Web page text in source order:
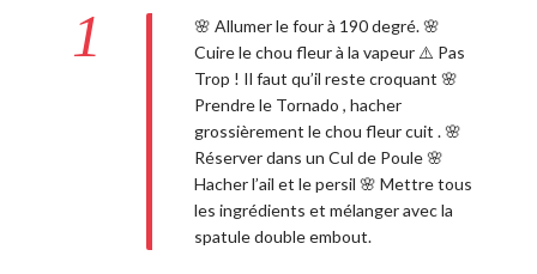
1
🌸 Allumer le four à 190 degré. 🌸
Cuire le chou fleur à la vapeur ⚠️ Pas
Trop ! Il faut qu’il reste croquant 🌸
Prendre le Tornado , hacher
grossièrement le chou fleur cuit . 🌸
Réserver dans un Cul de Poule 🌸
Hacher l’ail et le persil 🌸 Mettre tous
les ingrédients et mélanger avec la
spatule double embout.